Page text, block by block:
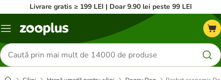
Livrare gratis ≥ 199 LEI | Doar 9.90 lei peste 99 LEI
Categorii
Căutare
produse